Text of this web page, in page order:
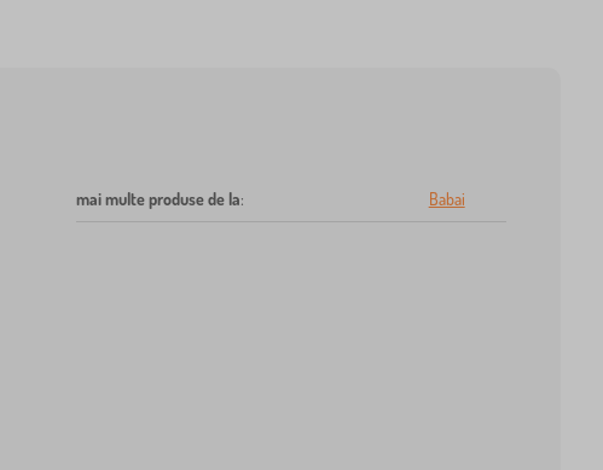
mai multe produse de la: Babai